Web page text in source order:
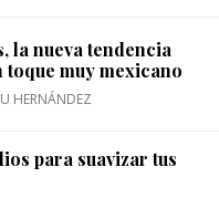
la nueva tendencia
toque muy mexicano
HERNÁNDEZ
para suavizar tus